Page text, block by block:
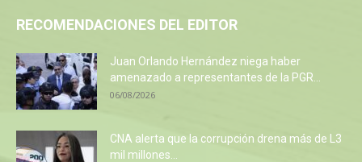
RECOMENDACIONES DEL EDITOR
Juan Orlando Hernández niega haber
amenazado a representantes de la PGR...
06/08/2026
CNA alerta que la corrupción drena más de L3
mil millones...